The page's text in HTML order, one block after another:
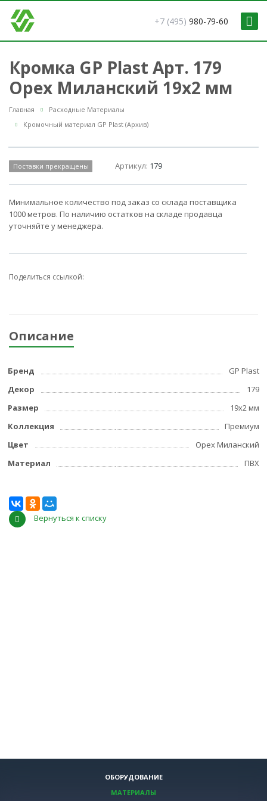
+7 (495) 980-79-60
Кромка GP Plast Арт. 179
Орех Миланский 19x2 мм
Главная
Расходные Материалы
Кромочный материал GP Plast (Архив)
Поставки прекращены Артикул: 179
Минимальное количество под заказ со склада поставщика
1000 метров. По наличию остатков на складе продавца
уточняйте у менеджера.
Поделиться ссылкой:
Описание
Бренд
GP Plast
Декор
179
Размер
19x2 мм
Коллекция
Премиум
Цвет
Орех Миланский
Материал
ПВХ
Вернуться к списку
ОБОРУДОВАНИЕ
МАТЕРИАЛЫ